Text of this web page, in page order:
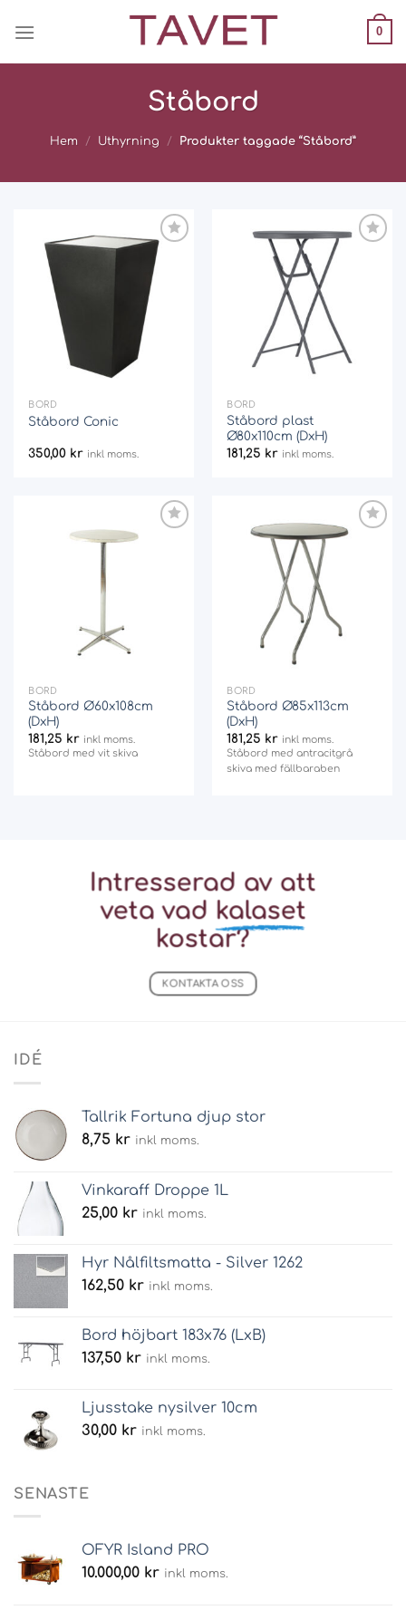
0
Ståbord
Hem / Uthyrning / Produkter taggade “Ståbord”
wishlist
BORD
Ståbord Conic
350,00 kr inkl moms.
BORD
Ståbord plast
Ø80x110cm (DxH)
181,25 kr inkl moms.
BORD
Ståbord Ø60x108cm
(DxH)
181,25 kr inkl moms.
Ståbord med vit skiva
BORD
Ståbord Ø85x113cm
(DxH)
181,25 kr inkl moms.
Ståbord med antracitgrå
skiva med fällbaraben
Intresserad av att
veta vad kalaset
kostar?
KONTAKTA OSS
IDÉ
Tallrik Fortuna djup stor
8,75 kr inkl moms.
Vinkaraff Droppe 1L
25,00 kr inkl moms.
Hyr Nålfiltsmatta - Silver 1262
162,50 kr inkl moms.
Bord höjbart 183x76 (LxB)
137,50 kr inkl moms.
Ljusstake nysilver 10cm
30,00 kr inkl moms.
SENASTE
OFYR Island PRO
10.000,00 kr inkl moms.